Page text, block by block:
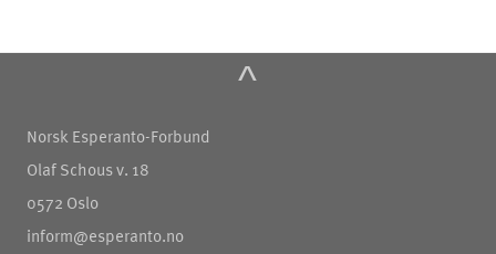
^
Norsk Esperanto-Forbund
Olaf Schous v. 18
0572 Oslo
inform@esperanto.no